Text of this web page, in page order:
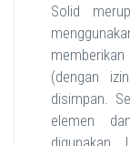
Solid
(dengan
disimpan.
elemen
digunakan.